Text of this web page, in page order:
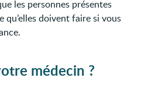
les personnes présentes
qu’elles doivent faire si vous
médecin ?